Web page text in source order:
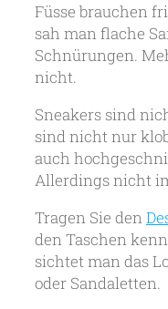
Füsse brauchen
sah man flache
Schnürungen.
nicht.
Sneakers sind
sind nicht nur
auch
Allerdings nicht
Tragen Sie den
den Taschen
sichtet man das
oder Sandaletten.